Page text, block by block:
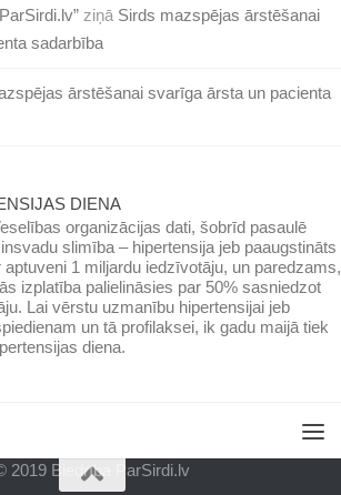
ziņā Sirds mazspējas ārstēšanai
sadarbība
ārstēšanai svarīga ārsta un pacienta
DIENA
organizācijas dati, šobrīd pasaulē
slimība – hipertensija jeb paaugstināts
1 miljardu iedzīvotāju, un paredzams,
izplatība palielināsies par 50% sasniedzot
Lai vērstu uzmanību hipertensijai jeb
un tā profilaksei, ik gadu maijā tiek
diena.
2019 Biedrība ParSirdi.lv